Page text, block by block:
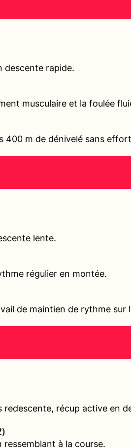
descente rapide.
musculaire et la foulée
400 m de dénivelé sans
lente.
régulier en montée.
de maintien de rythme sur
redescente, récup active en
ressemblant à la course.